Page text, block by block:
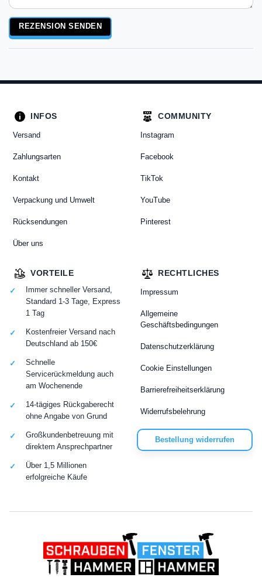
REZENSION SENDEN
INFOS
Versand
Zahlungsarten
Kontakt
Verpackung und Umwelt
Rücksendungen
Über uns
COMMUNITY
Instagram
Facebook
TikTok
YouTube
Pinterest
RECHTLICHES
Impressum
Allgemeine
Geschäftsbedingungen
Datenschutzerklärung
Cookie Einstellungen
Barrierefreiheitserklärung
Widerrufsbelehrung
Bestellung widerrufen
VORTEILE
Immer schneller Versand,
Standard 1-3 Tage, Express
1 Tag
Kostenfreier Versand nach
Deutschland ab 150€
Schnelle
Servicerückmeldung auch
am Wochenende
14-tägiges Rückgaberecht
ohne Angabe von Grund
Großkundenbetreuung mit
direktem Ansprechpartner
Über 1,5 Millionen
erfolgreiche Käufe